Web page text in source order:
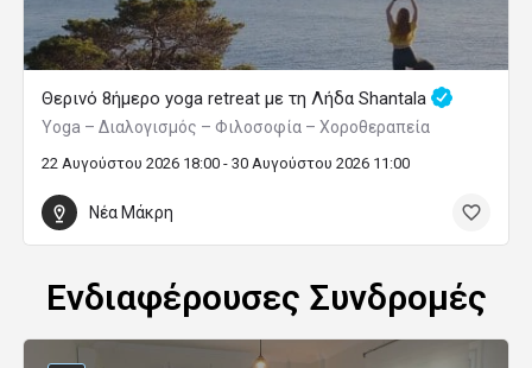
Θερινό 8ήμερο yoga retreat με τη Λήδα Shantala
Yoga – Διαλογισμός – Φιλοσοφία – Χοροθεραπεία
22 Αυγούστου 2026 18:00 - 30 Αυγούστου 2026 11:00
Νέα Μάκρη
Ενδιαφέρουσες Συνδρομές